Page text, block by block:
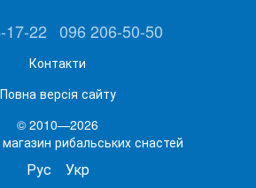
рукавиці Rapala (Рапала), Fladen
17-22 096 206-50-50
Контакти
Повна версія сайту
© 2010—2026
рибальських снастей
Рус Укр